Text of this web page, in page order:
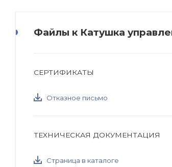
Файлы к Катушка
СЕРТИФИКАТЫ
Отказное письмо
ТЕХНИЧЕСКАЯ ДОКУМЕНТАЦИЯ
Страница в каталоге